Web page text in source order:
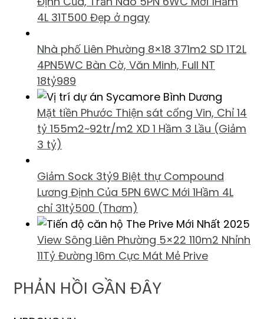
4L 31T500 Đẹp ở ngay
Nhà phố Liên Phường 8×18 371m2 SD 1T2L
4PN5WC Bàn Cờ, Văn Minh, Full NT
18tỷ989
Mặt tiền Phước Thiện sát cổng Vin, Chỉ 14
tỷ 155m2~92tr/m2 XD 1 Hầm 3 Lầu (Giảm
3 tỷ)
Giảm Sock 3tỷ9 Biệt thự Compound
Lương Định Của 5PN 6WC Mới 1Hầm 4L
chỉ 31tỷ500 (Thơm)
View Sông Liên Phường 5×22 110m2 Nhỉnh
11Tỷ Đường 16m Cực Mát Mẻ Prive
PHẢN HỒI GẦN ĐÂY